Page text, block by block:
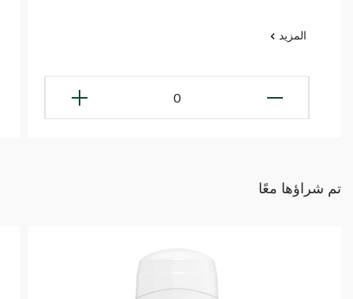
المزيد
0
تم شراؤها معًا